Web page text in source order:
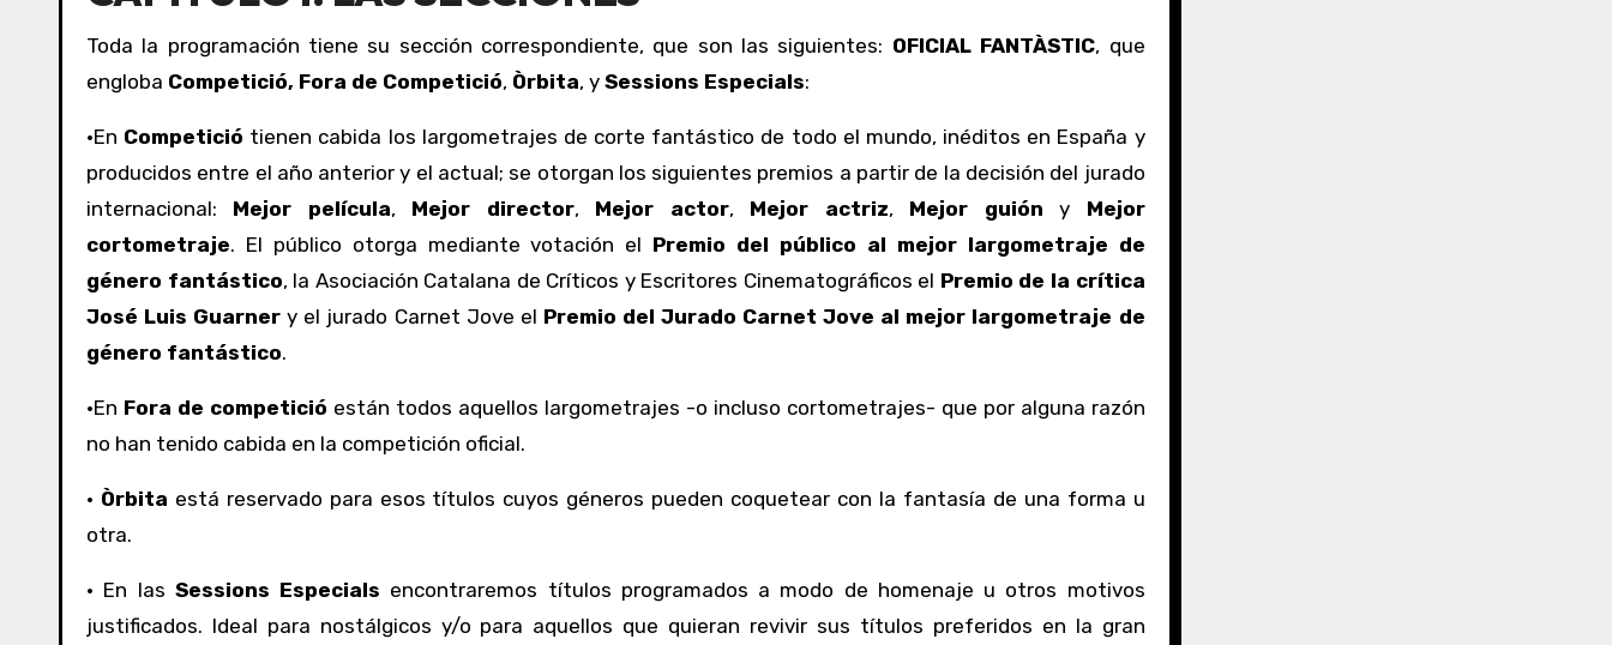
Toda la programación tiene su sección correspondiente, que son las siguientes: OFICIAL FANTÀSTIC, que
engloba Competició, Fora de Competició, Òrbita, y Sessions Especials:
·En Competició tienen cabida los largometrajes de corte fantástico de todo el mundo, inéditos en España y
producidos entre el año anterior y el actual; se otorgan los siguientes premios a partir de la decisión del jurado
internacional: Mejor película, Mejor director, Mejor actor, Mejor actriz, Mejor guión y Mejor
cortometraje. El público otorga mediante votación el Premio del público al mejor largometraje de
género fantástico, la Asociación Catalana de Críticos y Escritores Cinematográficos el Premio de la crítica
José Luis Guarner y el jurado Carnet Jove el Premio del Jurado Carnet Jove al mejor largometraje de
género fantástico.
·En Fora de competició están todos aquellos largometrajes -o incluso cortometrajes- que por alguna razón
no han tenido cabida en la competición oficial.
· Òrbita está reservado para esos títulos cuyos géneros pueden coquetear con la fantasía de una forma u
otra.
· En las Sessions Especials encontraremos títulos programados a modo de homenaje u otros motivos
justificados. Ideal para nostálgicos y/o para aquellos que quieran revivir sus títulos preferidos en la gran